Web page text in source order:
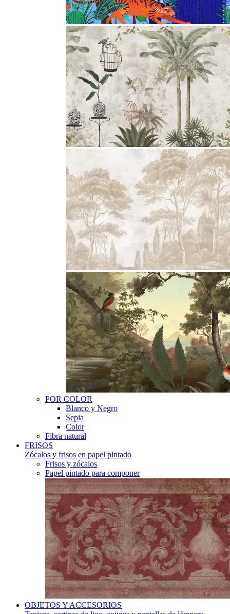
POR COLOR
Blanco y Negro
Sepia
Color
Fibra natural
FRISOS
Zócalos y frisos en papel pintado
Frisos y zócalos
Papel pintado para componer
OBJETOS Y ACCESORIOS